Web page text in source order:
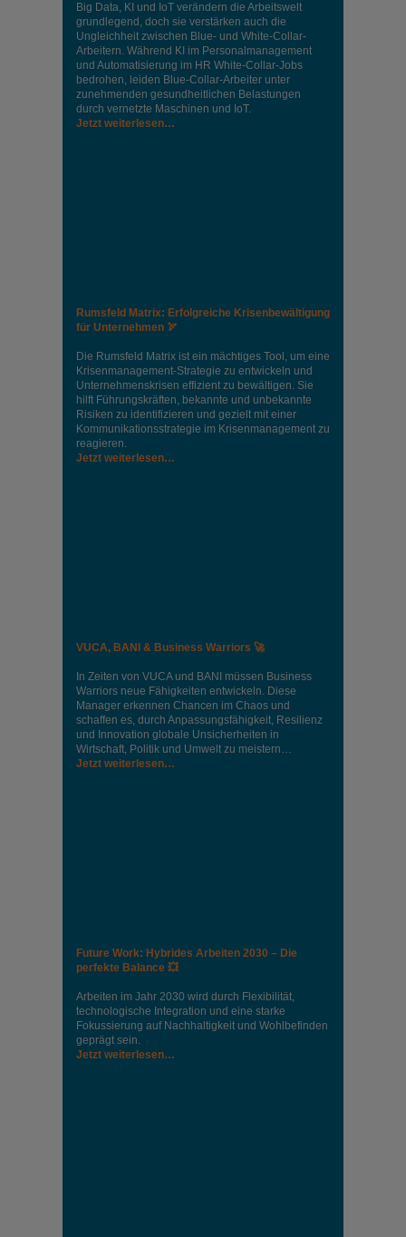
Big Data, KI und IoT verändern die Arbeitswelt
grundlegend, doch sie verstärken auch die
Ungleichheit zwischen Blue- und White-Collar-
Arbeitern. Während KI im Personalmanagement
und Automatisierung im HR White-Collar-Jobs
bedrohen, leiden Blue-Collar-Arbeiter unter
zunehmenden gesundheitlichen Belastungen
durch vernetzte Maschinen und IoT.
Jetzt weiterlesen…
Rumsfeld Matrix: Erfolgreiche Krisenbewältigung
für Unternehmen 🏹
Die Rumsfeld Matrix ist ein mächtiges Tool, um eine
Krisenmanagement-Strategie zu entwickeln und
Unternehmenskrisen effizient zu bewältigen. Sie
hilft Führungskräften, bekannte und unbekannte
Risiken zu identifizieren und gezielt mit einer
Kommunikationsstrategie im Krisenmanagement zu
reagieren.
Jetzt weiterlesen…
VUCA, BANI & Business Warriors 🚀
In Zeiten von VUCA und BANI müssen Business
Warriors neue Fähigkeiten entwickeln. Diese
Manager erkennen Chancen im Chaos und
schaffen es, durch Anpassungsfähigkeit, Resilienz
und Innovation globale Unsicherheiten in
Wirtschaft, Politik und Umwelt zu meistern…
Jetzt weiterlesen…
Future Work: Hybrides Arbeiten 2030 – Die
perfekte Balance 💥
Arbeiten im Jahr 2030 wird durch Flexibilität,
technologische Integration und eine starke
Fokussierung auf Nachhaltigkeit und Wohlbefinden
geprägt sein.
Jetzt weiterlesen…